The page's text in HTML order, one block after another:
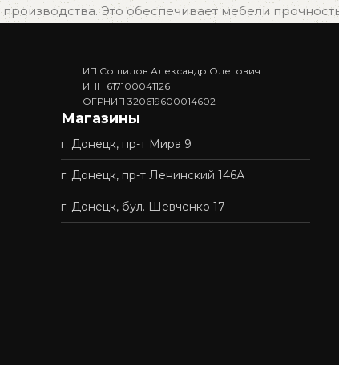
Это обеспечивает мебели
изготовления — достаточно выбрать
сборку мебели. Покупка у нас — это
и стремимся сделать качественную мебель
ИП Сошилов Александр Олегович
ИНН 617100041126
ОГРНИП 320619600014602
Магазины
г. Донецк, пр-т Мира 9
г. Донецк, пр-т Ленинский 146А
г. Донецк, бул. Шевченко 17